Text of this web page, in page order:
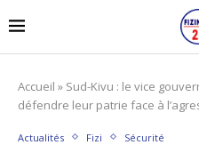
Accueil » Sud-Kivu : le vice
défendre leur patrie face à
Actualités Fizi Sécurité